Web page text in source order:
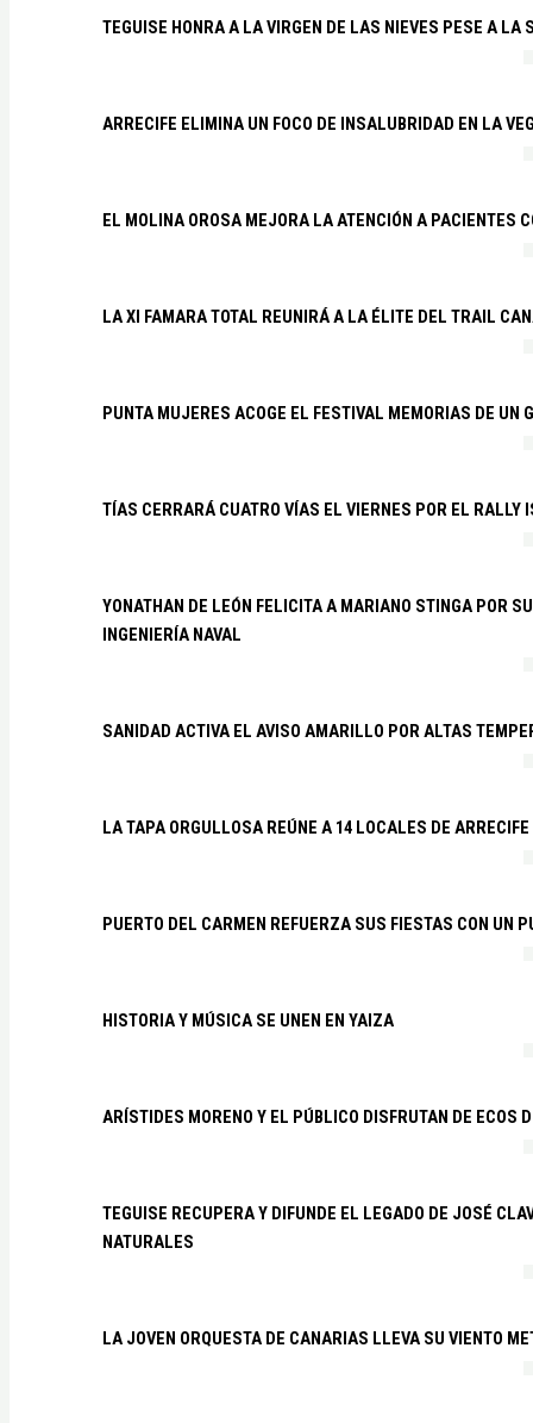
TEGUISE HONRA A LA VIRGEN DE LAS NIEVES PESE A LA
ARRECIFE ELIMINA UN FOCO DE INSALUBRIDAD EN LA
EL MOLINA OROSA MEJORA LA ATENCIÓN A PACIENTES
LA XI FAMARA TOTAL REUNIRÁ A LA ÉLITE DEL TRAIL
PUNTA MUJERES ACOGE EL FESTIVAL MEMORIAS DE UN
TÍAS CERRARÁ CUATRO VÍAS EL VIERNES POR EL RALLY
YONATHAN DE LEÓN FELICITA A MARIANO STINGA POR
INGENIERÍA NAVAL
SANIDAD ACTIVA EL AVISO AMARILLO POR ALTAS
LA TAPA ORGULLOSA REÚNE A 14 LOCALES DE ARRECIFE
PUERTO DEL CARMEN REFUERZA SUS FIESTAS CON UN
HISTORIA Y MÚSICA SE UNEN EN YAIZA
ARÍSTIDES MORENO Y EL PÚBLICO DISFRUTAN DE ECOS
TEGUISE RECUPERA Y DIFUNDE EL LEGADO DE JOSÉ
NATURALES
LA JOVEN ORQUESTA DE CANARIAS LLEVA SU VIENTO